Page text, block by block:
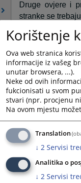
Druge ovjere i
stranke se
Korištenje
Ova web stranica
informacije iz vašeg
unutar browsera, ...).
Neke od ovih
fukcionisati u svom
stvari (npr. procjenu
Na ovom mjestu
Translation
↓ 2 Servisi
Analitika o
↓ 2 Servisi